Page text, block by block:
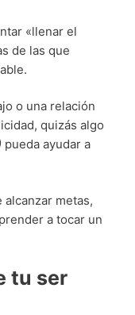
«llenar el
de las que
o una relación
quizás algo
pueda ayudar a
metas,
a tocar un
tu ser